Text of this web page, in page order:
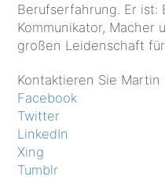
Berufserfahrung. Er
Kommunikator, Macher
großen Leidenschaft
Kontaktieren Sie Martin
Facebook
Twitter
LinkedIn
Xing
Tumblr